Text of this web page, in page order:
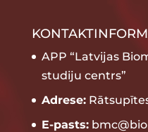
APP “Latvijas
studiju centrs”
Adrese:Rātsupītes
E-pasts: